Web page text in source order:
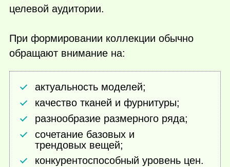
целевой аудитории.
При формировании коллекции обычно
обращают внимание на:
актуальность моделей;
качество тканей и фурнитуры;
разнообразие размерного ряда;
сочетание базовых и
трендовых вещей;
конкурентоспособный уровень цен.